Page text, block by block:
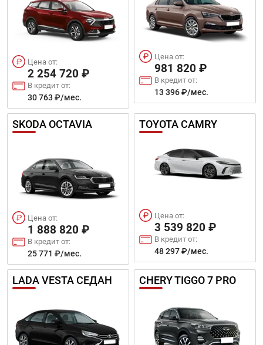
Цена от:
2 254 720 ₽
В кредит от:
30 763 ₽/мес.
Цена от:
981 820 ₽
В кредит от:
13 396 ₽/мес.
SKODA OCTAVIA
Цена от:
1 888 820 ₽
В кредит от:
25 771 ₽/мес.
TOYOTA CAMRY
Цена от:
3 539 820 ₽
В кредит от:
48 297 ₽/мес.
LADA VESTA СЕДАН CHERY TIGGO 7 PRO